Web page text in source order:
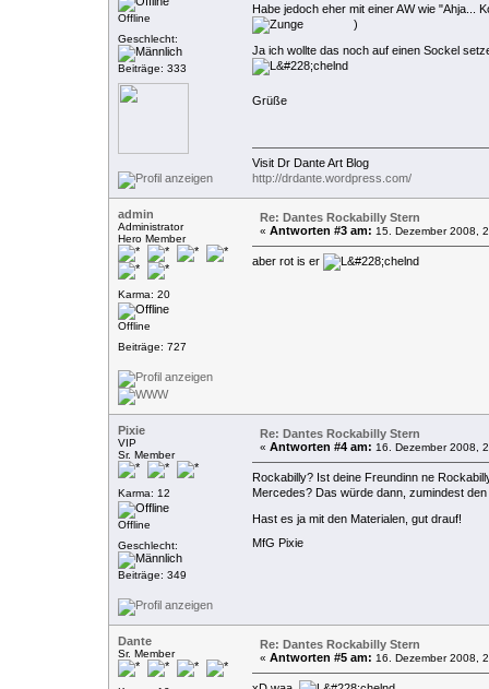
Offline
Geschlecht:
Beiträge: 333
Habe jedoch eher mit einer AW wie "Ahja...
)
Ja ich wollte das noch auf einen Sockel
Grüße
Visit Dr Dante Art Blog
http://drdante.wordpress.com/
admin
Administrator
Hero Member
Karma: 20
Offline
Beiträge: 727
Re: Dantes Rockabilly Stern
« Antworten #3 am: 15. Dezember 2008,
aber rot is er
Pixie
VIP
Sr. Member
Karma: 12
Offline
Geschlecht:
Beiträge: 349
Re: Dantes Rockabilly Stern
« Antworten #4 am: 16. Dezember 2008,
Rockabilly? Ist deine Freundinn ne
Mercedes? Das würde dann, zumindest
Hast es ja mit den Materialen, gut drauf!
MfG Pixie
Dante
Sr. Member
Re: Dantes Rockabilly Stern
« Antworten #5 am: 16. Dezember 2008,